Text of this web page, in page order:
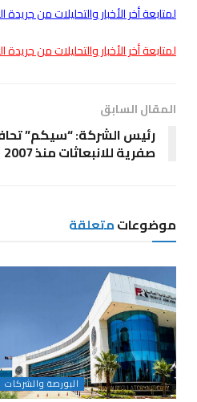
لمتابعة أخر الأخبار والتحليلات من
لمتابعة أخر الأخبار والتحليلات من
المقال السابق
رئيس الشركة: “سيكم”
صفرية للانبعاثات منذ 2007
موضوعاتمتعلقة
البورصة والشركات